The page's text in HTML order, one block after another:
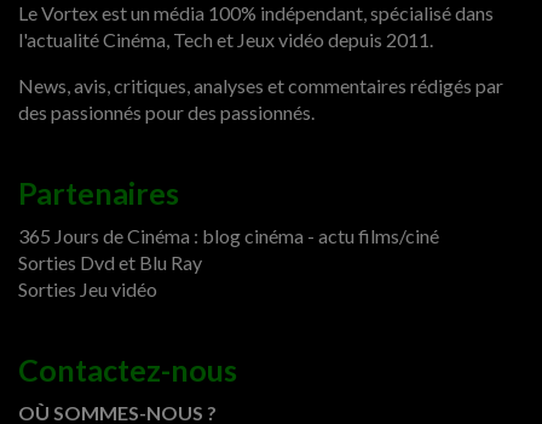
Le Vortex est un média 100% indépendant, spécialisé dans
l'actualité Cinéma, Tech et Jeux vidéo depuis 2011.
News, avis, critiques, analyses et commentaires rédigés par
des passionnés pour des passionnés.
Partenaires
365 Jours de Cinéma : blog cinéma - actu films/ciné
Sorties Dvd et Blu Ray
Sorties Jeu vidéo
Contactez-nous
OÙ SOMMES-NOUS ?